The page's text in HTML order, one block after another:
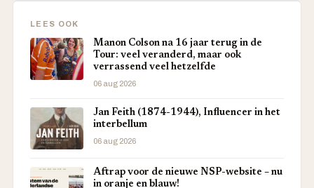
LEES OOK
Manon Colson na 16 jaar terug in de
Tour: veel veranderd, maar ook
verrassend veel hetzelfde
06 aug 2026
Jan Feith (1874-1944), Influencer in het
interbellum
06 aug 2026
Aftrap voor de nieuwe NSP-website – nu
in oranje en blauw!